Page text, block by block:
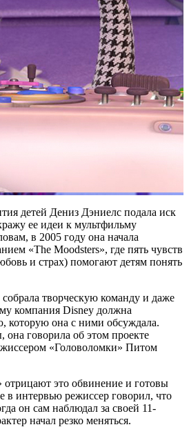
детей Дениз Дэниелс подала иск
ее идеи к мультфильму
в 2005 году она начала
«The Moodsters», где пять чувств
и страх) помогают детям понять
творческую команду и даже
компания Disney должна
которую она с ними обсуждала.
говорила об этом проекте
«Головоломки» Питом
отрицают это обвинение и готовы
в интервью режиссер говорил, что
он сам наблюдал за своей 11-
начал резко меняться.